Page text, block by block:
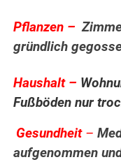
Pflanzen –
gründlich
Haushalt –
Fußböden nur
Gesundheit –
aufgenommen